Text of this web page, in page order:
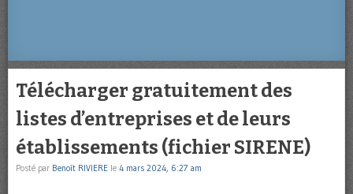
Télécharger gratuitement des
listes d’entreprises et de leurs
établissements (fichier SIRENE)
Posté par Benoît RIVIERE le 4 mars 2024, 6:27 am